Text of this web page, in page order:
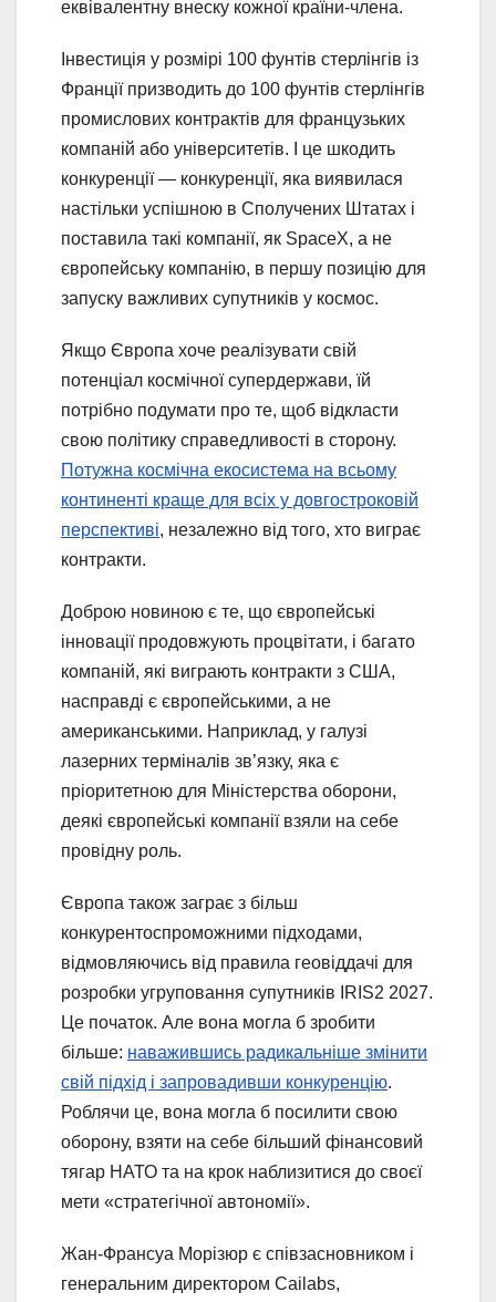
еквівалентну внеску кожної країни-члена.
Інвестиція у розмірі 100 фунтів стерлінгів із
Франції призводить до 100 фунтів стерлінгів
промислових контрактів для французьких
компаній або університетів. І це шкодить
конкуренції — конкуренції, яка виявилася
настільки успішною в Сполучених Штатах і
поставила такі компанії, як SpaceX, а не
європейську компанію, в першу позицію для
запуску важливих супутників у космос.
Якщо Європа хоче реалізувати свій
потенціал космічної супердержави, їй
потрібно подумати про те, щоб відкласти
свою політику справедливості в сторону.
Потужна космічна екосистема на всьому
континенті краще для всіх у довгостроковій
перспективі, незалежно від того, хто виграє
контракти.
Доброю новиною є те, що європейські
інновації продовжують процвітати, і багато
компаній, які виграють контракти з США,
насправді є європейськими, а не
американськими. Наприклад, у галузі
лазерних терміналів зв’язку, яка є
пріоритетною для Міністерства оборони,
деякі європейські компанії взяли на себе
провідну роль.
Європа також заграє з більш
конкурентоспроможними підходами,
відмовляючись від правила геовіддачі для
розробки угруповання супутників IRIS2 2027.
Це початок. Але вона могла б зробити
більше: наважившись радикальніше змінити
свій підхід і запровадивши конкуренцію.
Роблячи це, вона могла б посилити свою
оборону, взяти на себе більший фінансовий
тягар НАТО та на крок наблизитися до своєї
мети «стратегічної автономії».
Жан-Франсуа Морізюр є співзасновником і
генеральним директором Cailabs,